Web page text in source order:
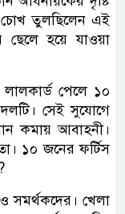
তুলছিলেন এই
ছেলে হয়ে যাওয়া
পেলে ১০
সেই সুযোগে
কমায় আবাহনী।
১০ জনের ফর্টিস
সমর্থকদের। খেলা